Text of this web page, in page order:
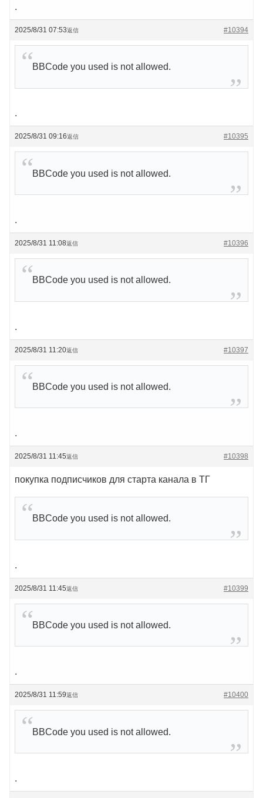
.
2025/8/31 07:53 #10394
返信
BBCode you used is not allowed.
.
2025/8/31 09:16 #10395
返信
BBCode you used is not allowed.
.
2025/8/31 11:08 #10396
返信
BBCode you used is not allowed.
.
2025/8/31 11:20 #10397
返信
BBCode you used is not allowed.
.
2025/8/31 11:45 #10398
返信
покупка подписчиков для старта канала в ТГ
BBCode you used is not allowed.
.
2025/8/31 11:45 #10399
返信
BBCode you used is not allowed.
.
2025/8/31 11:59 #10400
返信
BBCode you used is not allowed.
.